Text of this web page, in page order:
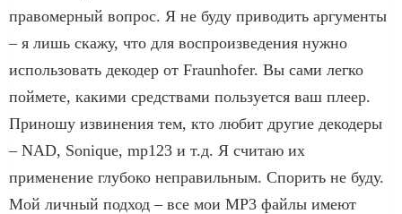
правомерный вопрос. Я не буду приводить аргументы
– я лишь скажу, что для воспроизведения нужно
использовать декодер от Fraunhofer. Вы сами легко
поймете, какими средствами пользуется ваш плеер.
Приношу извинения тем, кто любит другие декодеры
– NAD, Sonique, mp123 и т.д. Я считаю их
применение глубоко неправильным. Спорить не буду.
Мой личный подход – все мои MP3 файлы имеют